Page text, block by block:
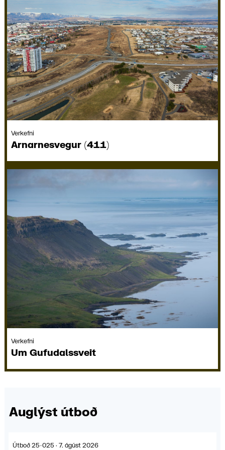
Verkefni
Arnar­nesvegur (411)
Verkefni
Um Gufu­dals­sveit
Auglýst útboð
Útboð 25-025 · 7. ágúst 2026